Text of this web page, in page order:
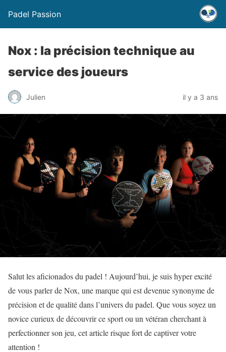
Padel Passion
Nox : la précision technique au
service des joueurs
Julien il y a 3 ans
Salut les aficionados du padel ! Aujourd’hui, je suis hyper excité
de vous parler de Nox, une marque qui est devenue synonyme de
précision et de qualité dans l’univers du padel. Que vous soyez un
novice curieux de découvrir ce sport ou un vétéran cherchant à
perfectionner son jeu, cet article risque fort de captiver votre
attention !